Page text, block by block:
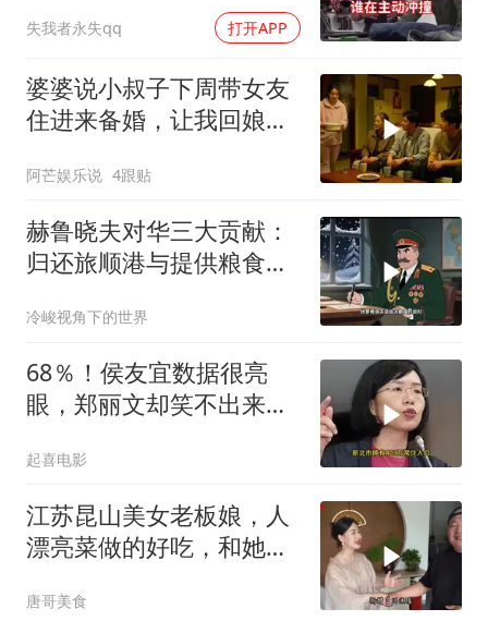
失我者永失qq 打开APP
婆婆说小叔子下周带女友
住进来备婚，让我回娘家
阿芒娱乐说 4跟贴
赫鲁晓夫对华三大贡献：
归还旅顺港与提供粮食援
冷峻视角下的世界
68％！侯友宜数据很亮
眼，郑丽文却笑不出来
起喜电影
江苏昆山美女老板娘，人
漂亮菜做的好吃，和她小
唐哥美食